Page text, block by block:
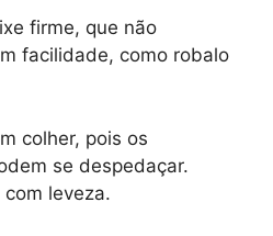
firme, que não
facilidade, como robalo
colher, pois os
se despedaçar.
leveza.